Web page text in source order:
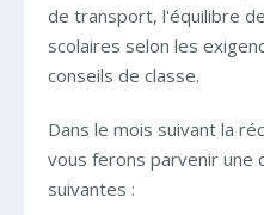
de transport, l'équilibre
scolaires selon les
conseils de classe.
Dans le mois suivant la
vous ferons parvenir une
suivantes :